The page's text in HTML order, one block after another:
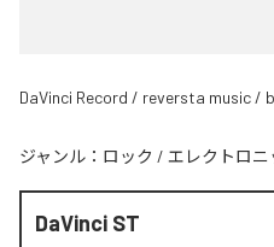
DaVinci Record / reversta music /
ジャンル： ロック / エレクトロニ
DaVinci ST